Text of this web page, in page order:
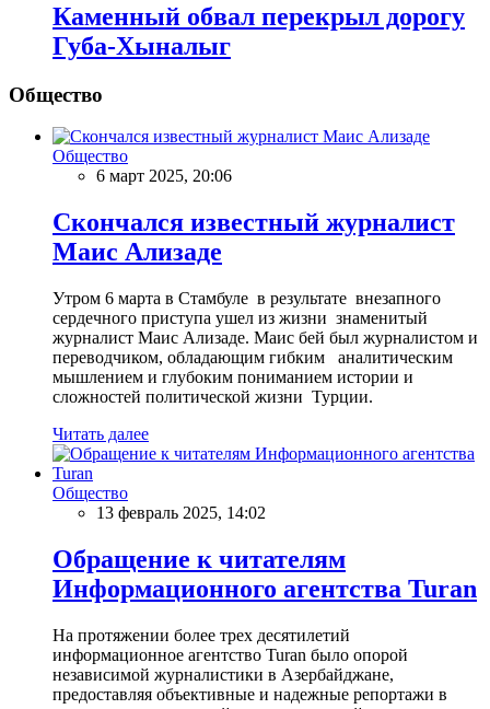
Каменный обвал перекрыл дорогу
Губа-Хыналыг
Общество
Общество
6 март 2025, 20:06
Скончался известный журналист
Маис Ализаде
Утром 6 марта в Стамбуле в результате внезапного
сердечного приступа ушел из жизни знаменитый
журналист Маис Ализаде. Маис бей был журналистом и
переводчиком, обладающим гибким аналитическим
мышлением и глубоким пониманием истории и
сложностей политической жизни Турции.
Читать далее
Общество
13 февраль 2025, 14:02
Обращение к читателям
Информационного агентства Turan
На протяжении более трех десятилетий
информационное агентство Turan было опорой
независимой журналистики в Азербайджане,
предоставляя объективные и надежные репортажи в